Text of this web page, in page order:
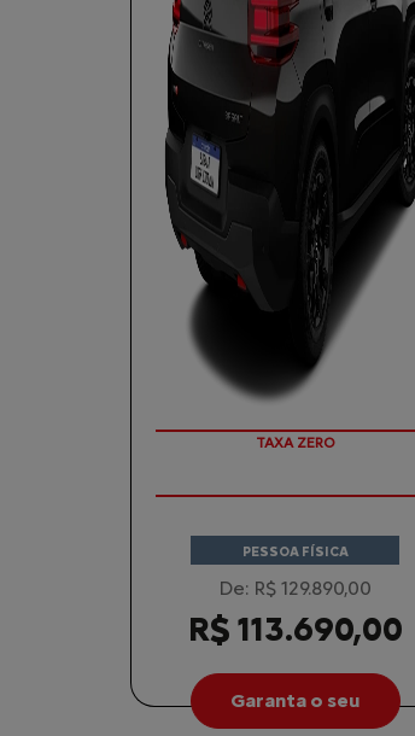
COM SEU USADO NA TROCA
PESSOA FÍSICA
De: R$ 129.890,00
R$ 113.690,00
Garanta o seu